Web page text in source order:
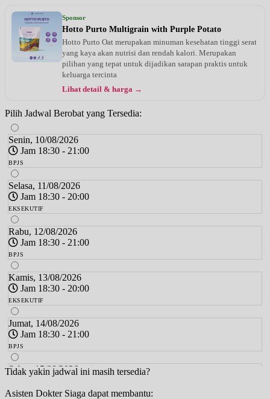
Sponsor
Hotto Purto Multigrain with Purple Potato
Hotto Purto Oat merupakan minuman kesehatan tinggi serat
yang kaya akan nutrisi dan rendah kalori. Merupakan
pilihan yang tepat untuk dijadikan sarapan praktis untuk
keluarga tercinta
Lihat detail & harga →
Pilih Jadwal Berobat yang Tersedia:
Senin, 10/08/2026
Jam 18:30 - 21:00
BPJS
Selasa, 11/08/2026
Jam 18:30 - 20:00
EKSEKUTIF
Rabu, 12/08/2026
Jam 18:30 - 21:00
BPJS
Kamis, 13/08/2026
Jam 18:30 - 20:00
EKSEKUTIF
Jumat, 14/08/2026
Jam 18:30 - 21:00
BPJS
Sabtu, 15/08/2026
Jam 18:00 - 20:00
EKSEKUTIF
Tidak yakin jadwal ini masih tersedia?
Asisten Dokter Siaga dapat membantu: